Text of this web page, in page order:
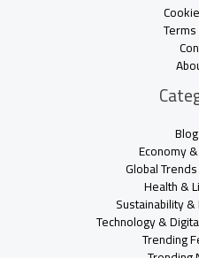
Blog
Economy
Global
Health &
Sustainability
Technology &
Trending